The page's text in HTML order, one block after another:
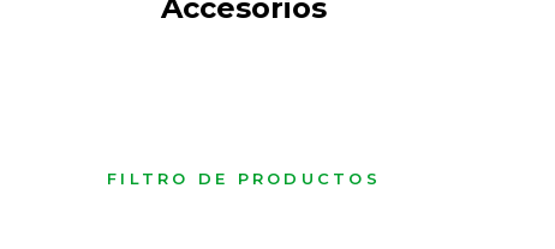
Accesorios
FILTRO DE PRODUCTOS